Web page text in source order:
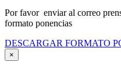
Por favor enviar al correo
formato ponencias
DESCARGAR FORMATO
×